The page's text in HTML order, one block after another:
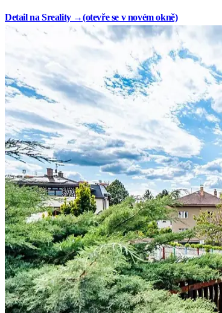
Detail na Sreality →(otevře se v novém okně)